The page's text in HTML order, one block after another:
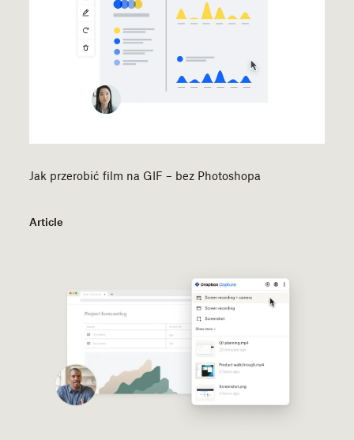
Jak przerobić film na GIF – bez Photoshopa
Article